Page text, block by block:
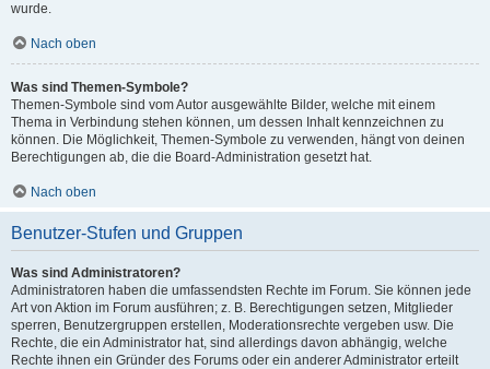
wurde.
Nach oben
Was sind Themen-Symbole?
Themen-Symbole sind vom Autor ausgewählte Bilder, welche mit einem
Thema in Verbindung stehen können, um dessen Inhalt kennzeichnen zu
können. Die Möglichkeit, Themen-Symbole zu verwenden, hängt von deinen
Berechtigungen ab, die die Board-Administration gesetzt hat.
Nach oben
Benutzer-Stufen und Gruppen
Was sind Administratoren?
Administratoren haben die umfassendsten Rechte im Forum. Sie können jede
Art von Aktion im Forum ausführen; z. B. Berechtigungen setzen, Mitglieder
sperren, Benutzergruppen erstellen, Moderationsrechte vergeben usw. Die
Rechte, die ein Administrator hat, sind allerdings davon abhängig, welche
Rechte ihnen ein Gründer des Forums oder ein anderer Administrator erteilt